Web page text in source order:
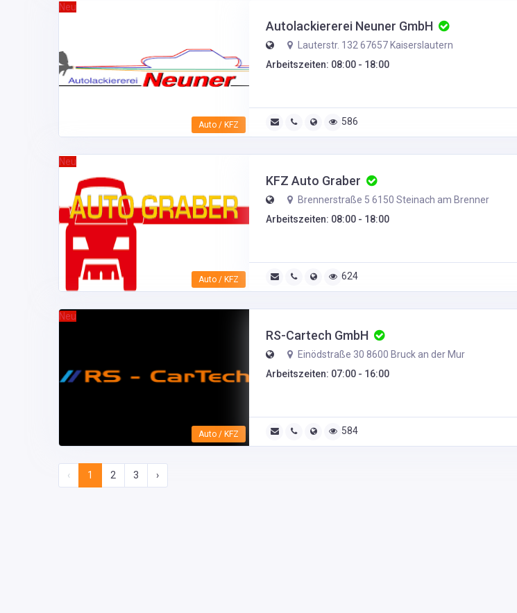
Neu
Auto / KFZ
Autolackiererei Neuner GmbH
Lauterstr. 132 67657 Kaiserslautern
Arbeitszeiten: 08:00 - 18:00
586
Neu
Auto / KFZ
KFZ Auto Graber
Brennerstraße 5 6150 Steinach am Brenner
Arbeitszeiten: 08:00 - 18:00
624
Neu
Auto / KFZ
RS-Cartech GmbH
Einödstraße 30 8600 Bruck an der Mur
Arbeitszeiten: 07:00 - 16:00
584
‹ 1 2 3 ›